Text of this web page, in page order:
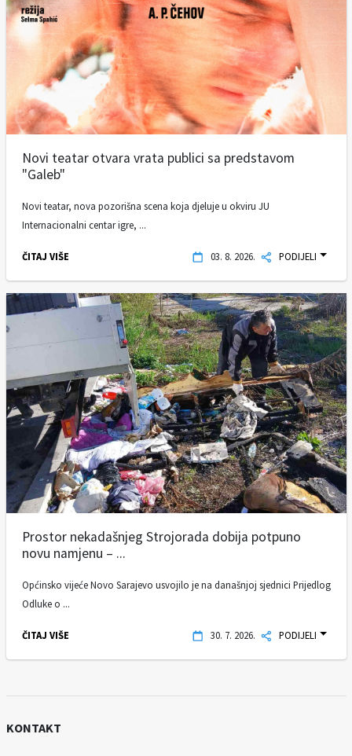
Novi teatar otvara vrata publici sa predstavom
"Galeb"
Novi teatar, nova pozorišna scena koja djeluje u okviru JU
Internacionalni centar igre, ...
ČITAJ VIŠE 03. 8. 2026. PODIJELI
Prostor nekadašnjeg Strojorada dobija potpuno
novu namjenu – ...
Općinsko vijeće Novo Sarajevo usvojilo je na današnjoj sjednici Prijedlog
Odluke o ...
ČITAJ VIŠE 30. 7. 2026. PODIJELI
KONTAKT